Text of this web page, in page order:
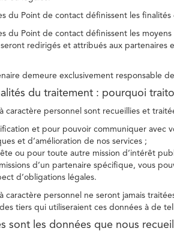
du Point de contact définissent les
du Point de contact définissent les
redirigés et attribués aux partenaires
demeure exclusivement responsable
du traitement : pourquoi
caractère personnel sont recueillies et
et pour pouvoir communiquer avec
et d’amélioration de nos services ;
ou pour toute autre mission d’intérêt
d’un partenaire spécifique, vous
d’obligations légales.
caractère personnel ne seront jamais
tiers qui utiliseraient ces données à de
sont les données que nous